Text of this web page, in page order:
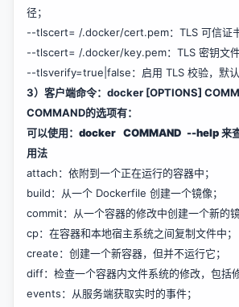
径；
--tlscert= /.docker/cert.pem：TLS 可信证
--tlscert= /.docker/key.pem：TLS 密钥文
--tlsverify=true|false：启用 TLS 校验，默认
3）客户端命令： docker [OPTIONS]
COMMAND的选项有：
可以使用： docker COMMAND --help 来查
用法
attach：依附到一个正在运行的容器中；
build：从一个 Dockerfile 创建一个镜像；
commit：从一个容器的修改中创建一个新的
cp：在容器和本地宿主系统之间复制文件中
create：创建一个新容器，但并不运行它；
diff：检查一个容器内文件系统的修改，包
events：从服务端获取实时的事件；